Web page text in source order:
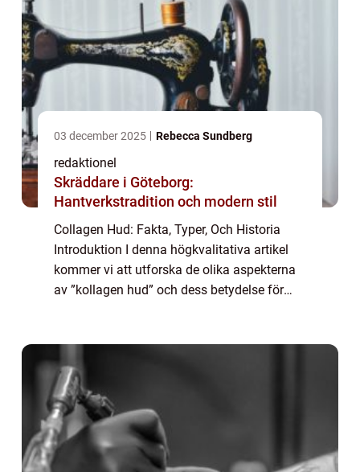
03 december 2025 Rebecca Sundberg
redaktionel
Skräddare i Göteborg:
Hantverkstradition och modern stil
Collagen Hud: Fakta, Typer, Och Historia
Introduktion I denna högkvalitativa artikel
kommer vi att utforska de olika aspekterna
av ”kollagen hud” och dess betydelse för